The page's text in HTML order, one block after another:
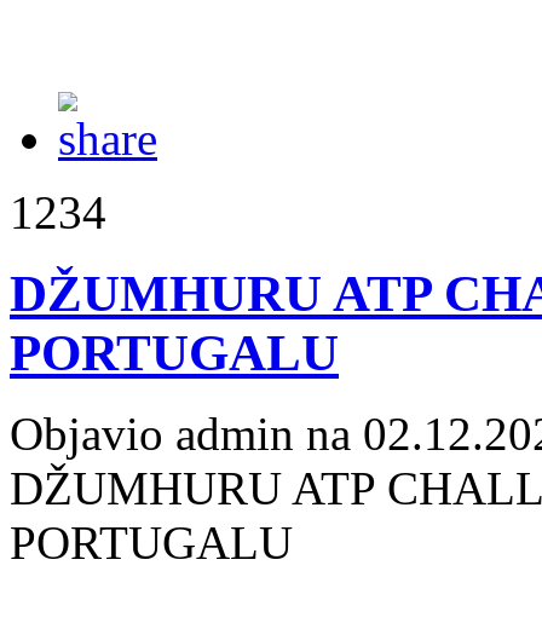
1234
DŽUMHURU ATP
PORTUGALU
Objavio admin na
DŽUMHURU ATP
PORTUGALU